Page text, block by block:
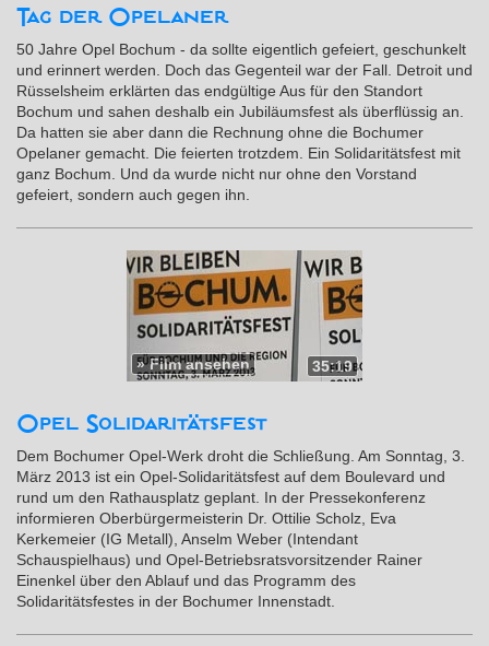
Tag der Opelaner
50 Jahre Opel Bochum - da sollte eigentlich gefeiert, geschunkelt
und erinnert werden. Doch das Gegenteil war der Fall. Detroit und
Rüsselsheim erklärten das endgültige Aus für den Standort
Bochum und sahen deshalb ein Jubiläumsfest als überflüssig an.
Da hatten sie aber dann die Rechnung ohne die Bochumer
Opelaner gemacht. Die feierten trotzdem. Ein Solidaritätsfest mit
ganz Bochum. Und da wurde nicht nur ohne den Vorstand
gefeiert, sondern auch gegen ihn.
35:19
»Film ansehen
Opel Solidaritätsfest
Dem Bochumer Opel-Werk droht die Schließung. Am Sonntag, 3.
März 2013 ist ein Opel-Solidaritätsfest auf dem Boulevard und
rund um den Rathausplatz geplant. In der Pressekonferenz
informieren Oberbürgermeisterin Dr. Ottilie Scholz, Eva
Kerkemeier (IG Metall), Anselm Weber (Intendant
Schauspielhaus) und Opel-Betriebsratsvorsitzender Rainer
Einenkel über den Ablauf und das Programm des
Solidaritätsfestes in der Bochumer Innenstadt.